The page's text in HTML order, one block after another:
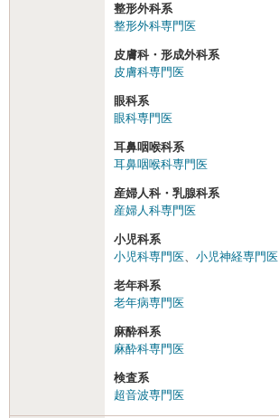
整形外科系
整形外科専門医
皮膚科・形成外科系
皮膚科専門医
眼科系
眼科専門医
耳鼻咽喉科系
耳鼻咽喉科専門医
産婦人科・乳腺科系
産婦人科専門医
小児科系
小児科専門医
小児神経専門医
老年科系
老年病専門医
麻酔科系
麻酔科専門医
検査系
超音波専門医